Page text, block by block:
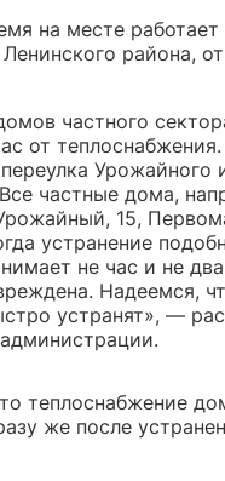
на месте
района,
частного
от
Урожайного
частные дома,
15,
устранение
не час и не
Надеемся,
устранят», —
теплоснабжение
же после